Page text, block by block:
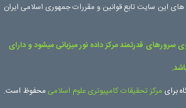
این سایت تابع قوانین و مقررات جمهوری اسلامی ایران
سرورهای قدرتمند مرکز داده نور میزبانی میشود و دارای
برای مرکز تحقیقات کامپیوتری علوم اسلامی محفوظ است.